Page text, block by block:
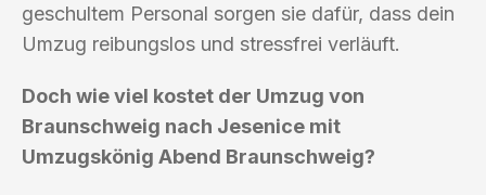
geschultem Personal sorgen sie dafür, dass dein
Umzug reibungslos und stressfrei verläuft.
Doch wie viel kostet der Umzug von
Braunschweig nach Jesenice mit
Umzugskönig Abend Braunschweig?